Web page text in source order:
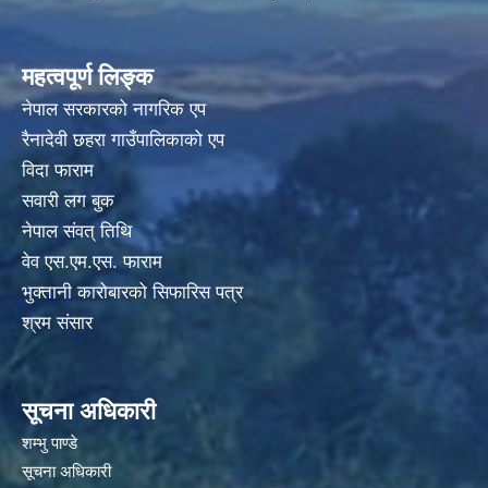
महत्वपूर्ण लिङ्क
नेपाल सरकारको नागरिक एप
रैनादेवी छहरा गाउँपालिकाको एप
विदा फाराम
सवारी लग बुक
नेपाल संवत् तिथि
वेव एस.एम.एस. फाराम
भुक्तानी कारोबारको सिफारिस पत्र
श्रम संसार
सूचना अधिकारी
शम्भु पाण्डे
सूचना अधिकारी